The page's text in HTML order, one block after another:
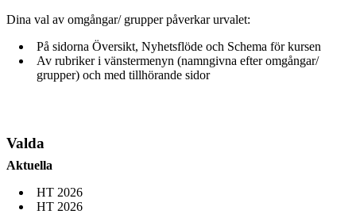
Dina val av omgångar/ grupper påverkar urvalet:
På sidorna Översikt, Nyhetsflöde och Schema för kursen
Av rubriker i vänstermenyn (namngivna efter omgångar/
grupper) och med tillhörande sidor
Valda
Aktuella
HT 2026
HT 2026